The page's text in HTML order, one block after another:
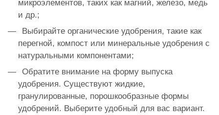
микроэлементов, таких как магний, железо, медь
и др.;
Выбирайте органические удобрения, такие как
перегной, компост или минеральные удобрения с
натуральными компонентами;
Обратите внимание на форму выпуска
удобрения. Существуют жидкие,
гранулированные, порошкообразные формы
удобрений. Выберите удобный для вас вариант.